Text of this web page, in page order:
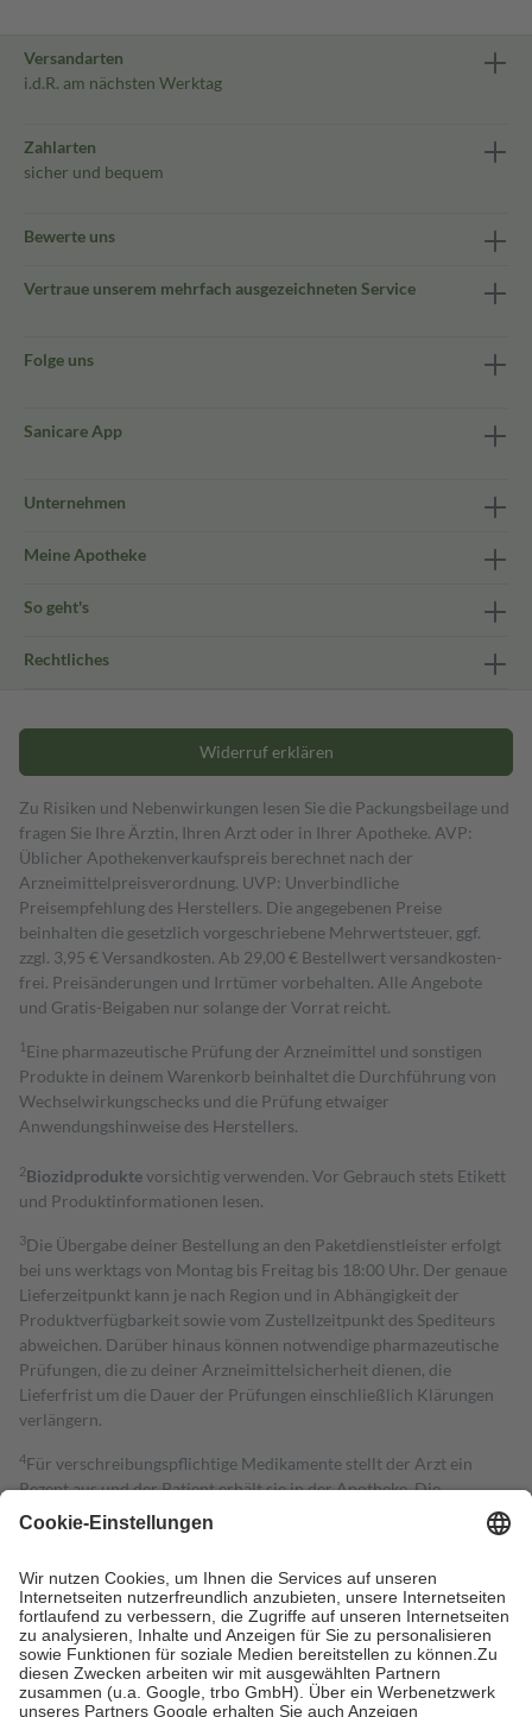
Versandarten
i.d.R. am nächsten Werktag
Zahlarten
sicher und bequem
Bewerte uns
Vertraue unserem mehrfach ausgezeichneten Service
Folge uns
Sanicare App
Unternehmen
Meine Apotheke
So geht's
Rechtliches
Widerruf erklären
Zu Risiken und Nebenwirkungen lesen Sie die Packungsbeilage und
fragen Sie Ihre Ärztin, Ihren Arzt oder in Ihrer Apotheke. AVP:
Üblicher Apothekenverkaufspreis berechnet nach der
Arzneimittelpreisverordnung. UVP: Unverbindliche
Preisempfehlung des Herstellers. Die angegebenen Preise
beinhalten die gesetzlich vorgeschriebene Mehrwertsteuer, ggf.
zzgl. 3,95 € Versandkosten. Ab 29,00 € Bestell­wert versand­kosten­
frei. Preisänderungen und Irrtümer vorbehalten. Alle Angebote
und Gratis-Beigaben nur solange der Vorrat reicht.
1 Eine pharmazeutische Prüfung der Arzneimittel und sonstigen
Produkte in deinem Warenkorb beinhaltet die Durchführung von
Wechselwirkungschecks und die Prüfung etwaiger
Anwendungshinweise des Herstellers.
2Biozidproduktevorsichtig verwenden. Vor Gebrauch stets Etikett
und Produktinformationen lesen.
3Die Übergabe deiner Bestellung an den Paketdienstleister erfolgt
bei uns werktags von Montag bis Freitag bis 18:00 Uhr. Der genaue
Lieferzeitpunkt kann je nach Region und in Abhängigkeit der
Produktverfügbarkeit sowie vom Zustellzeitpunkt des Spediteurs
abweichen. Darüber hinaus können notwendige pharmazeutische
Prüfungen, die zu deiner Arzneimittelsicherheit dienen, die
Lieferfrist um die Dauer der Prüfungen einschließlich Klärungen
verlängern.
4Für verschreibungspflichtige Medikamente stellt der Arzt ein
Rezept aus und der Patient erhält sie in der Apotheke. Die
gesetzliche Krankenversicherung übernimmt in der Regel die
Kosten dafür, der Versicherte trägt einen Teil davon als Zuzahlung
Grundsätzlich leisten Mitglieder Zuzahlungen in Höhe von zehn
Prozent des Abgabepreises,mindestens jedochfünf Euround
höchstens zehn Euro.Es sind jedoch nie mehr als die tatsächlichen
Kosten der Leistung zu entrichten.
Diese Regeln gelten grundsätzlich auch für Online-Apotheken.
Bei Heilmitteln und häuslicher Krankenpflege beträgt die